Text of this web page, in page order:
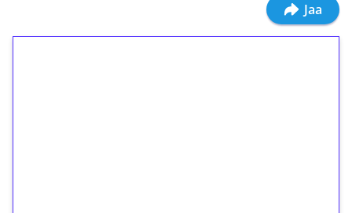
Jaa